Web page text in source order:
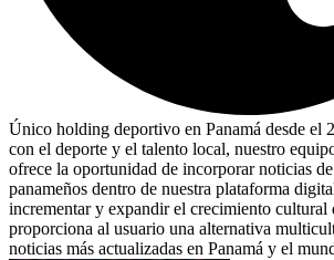
Único holding deportivo en Panamá desde el
con el deporte y el talento local, nuestro
ofrece la oportunidad de incorporar noticias
panameños dentro de nuestra plataforma
incrementar y expandir el crecimiento
proporciona al usuario una alternativa
noticias más actualizadas en Panamá y el